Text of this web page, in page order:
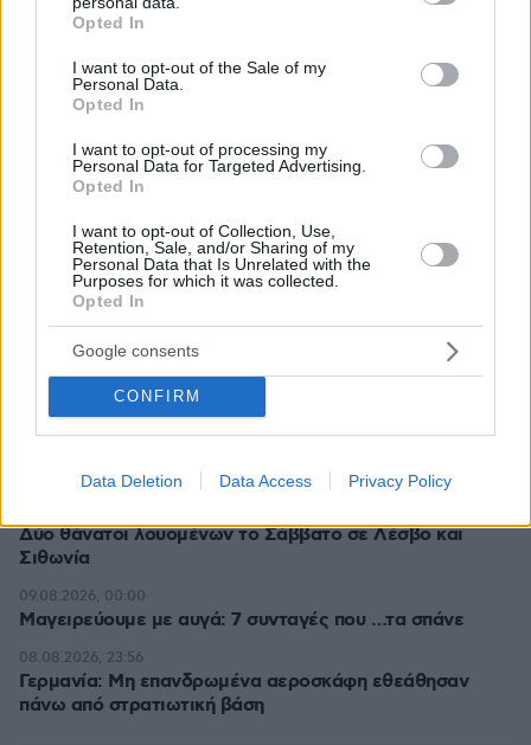
grant or deny consent to Google and its third-party tags to
use your data for below specified purposes in below Google
consent section.
Opted In
I want to opt-out of the Sale of my
Personal Data.
Opted In
I want to opt-out of processing my
Personal Data for Targeted Advertising.
Opted In
I want to opt-out of Collection, Use,
Retention, Sale, and/or Sharing of my
Personal Data that Is Unrelated with the
Purposes for which it was collected.
Opted In
Google consents
CONFIRM
Data Deletion Data Access Privacy Policy
λεωφορείων στον Νίγηρα
7 ηπειρώτικες πίτες: Φτιάχνουμε πλασίντα, κοθρόπιτα,
μπατσαριά, και άλλες που λατρεύουμε
09.08.2026, 01:00
Συντριβή ελικοπτέρου στο Ρίο ντε Τζανέιρο, νεκροί οι
τέσσερις επιβαίνοντες
09.08.2026, 00:59
Εκτός ελέγχου μεγάλη δασική πυρκαγιά στον Καναδά,
χιλιάδες αναγκάστηκαν να εγκαταλείψουν τις εστίες
09.08.2026, 00:42
Ποιοι μπορεί να είναι οι λόγοι που μια γάτα τινάζεται
στον ύπνο της
09.08.2026, 00:30
Πόσες έχουν πάνω από 6 παιδιά
Δύο θάνατοι λουομένων το Σάββατο σε Λέσβο και
Σιθωνία
Μαγειρεύουμε με αυγά: 7 συνταγές που …τα σπάνε
09.08.2026, 00:00
Γερμανία: Μη επανδρωμένα αεροσκάφη εθεάθησαν
πάνω από στρατιωτική βάση
08.08.2026, 23:56